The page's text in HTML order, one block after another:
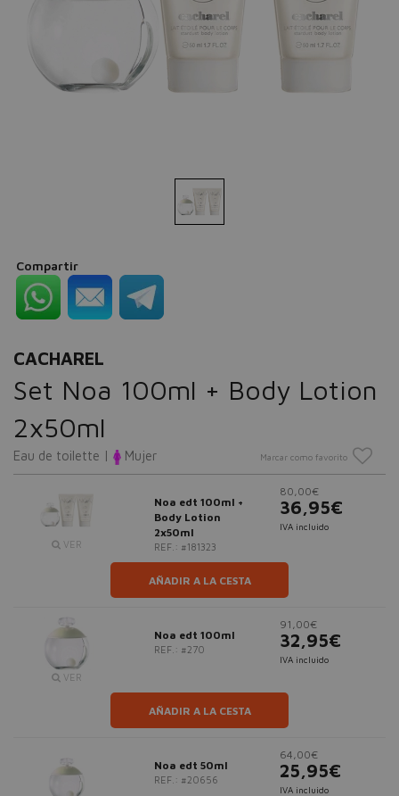
Compartir
CACHAREL
Set Noa 100ml + Body Lotion
2x50ml
Eau de toilette | Mujer Marcar como favorito
VER
Noa edt 100ml +
Body Lotion
2x50ml
REF.: #181323
80,00€
36,95€
IVA incluido
AÑADIR A LA CESTA
VER
Noa edt 100ml
REF.: #270
91,00€
32,95€
IVA incluido
AÑADIR A LA CESTA
Noa edt 50ml
REF.: #20656
64,00€
25,95€
IVA incluido